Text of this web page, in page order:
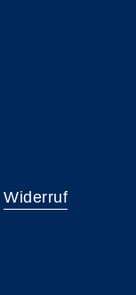
Widerruf